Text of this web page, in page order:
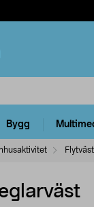
Bygg